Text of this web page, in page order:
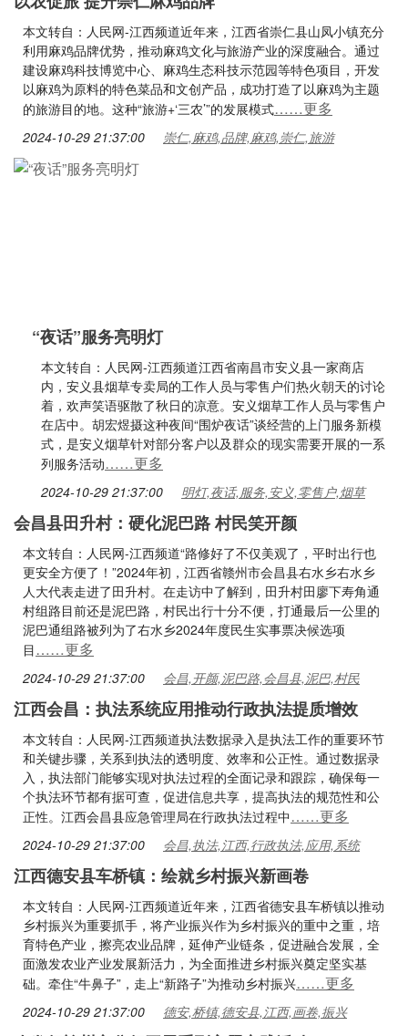
本文转自：人民网-江西频道近年来，江西省崇仁县山凤小镇充分
利用麻鸡品牌优势，推动麻鸡文化与旅游产业的深度融合。通过
建设麻鸡科技博览中心、麻鸡生态科技示范园等特色项目，开发
以麻鸡为原料的特色菜品和文创产品，成功打造了以麻鸡为主题
的旅游目的地。这种“旅游+‘三农’”的发展模式……更多
2024-10-29 21:37:00 崇仁,麻鸡,品牌,麻鸡,崇仁,旅游
“夜话”服务亮明灯
本文转自：人民网-江西频道江西省南昌市安义县一家商店
内，安义县烟草专卖局的工作人员与零售户们热火朝天的讨论
着，欢声笑语驱散了秋日的凉意。安义烟草工作人员与零售户
在店中。胡宏煜摄这种夜间“围炉夜话”谈经营的上门服务新模
式，是安义烟草针对部分客户以及群众的现实需要开展的一系
列服务活动……更多
2024-10-29 21:37:00 明灯,夜话,服务,安义,零售户,烟草
会昌县田升村：硬化泥巴路 村民笑开颜
本文转自：人民网-江西频道“路修好了不仅美观了，平时出行也
更安全方便了！”2024年初，江西省赣州市会昌县右水乡右水乡
人大代表走进了田升村。在走访中了解到，田升村田廖下寿角通
村组路目前还是泥巴路，村民出行十分不便，打通最后一公里的
泥巴通组路被列为了右水乡2024年度民生实事票决候选项
目……更多
2024-10-29 21:37:00 会昌,开颜,泥巴路,会昌县,泥巴,村民
江西会昌：执法系统应用推动行政执法提质增效
本文转自：人民网-江西频道执法数据录入是执法工作的重要环节
和关键步骤，关系到执法的透明度、效率和公正性。通过数据录
入，执法部门能够实现对执法过程的全面记录和跟踪，确保每一
个执法环节都有据可查，促进信息共享，提高执法的规范性和公
正性‌。江西会昌县应急管理局在行政执法过程中……更多
2024-10-29 21:37:00 会昌,执法,江西,行政执法,应用,系统
江西德安县车桥镇：绘就乡村振兴新画卷
本文转自：人民网-江西频道近年来，江西省德安县车桥镇以推动
乡村振兴为重要抓手，将产业振兴作为乡村振兴的重中之重，培
育特色产业，擦亮农业品牌，延伸产业链条，促进融合发展，全
面激发农业产业发展新活力，为全面推进乡村振兴奠定坚实基
础。牵住“牛鼻子”，走上“新路子”为推动乡村振兴……更多
2024-10-29 21:37:00 德安,桥镇,德安县,江西,画卷,振兴